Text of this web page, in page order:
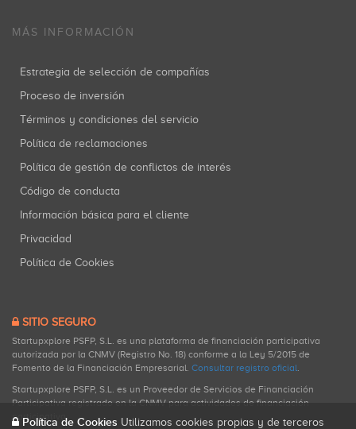
MÁS INFORMACIÓN
Estrategia de selección de compañías
Proceso de inversión
Términos y condiciones del servicio
Política de reclamaciones
Política de gestión de conflictos de interés
Código de conducta
Información básica para el cliente
Privacidad
Política de Cookies
SITIO SEGURO
Startupxplore PSFP, S.L. es una plataforma de financiación participativa
autorizada por la CNMV (Registro No. 18) conforme a la Ley 5/2015 de
Fomento de la Financiación Empresarial. Consultar registro oficial.
Startupxplore PSFP, S.L. es un Proveedor de Servicios de Financiación
Participativa registrado en la CNMV para actividades de financiación
participativa.
Política de Cookies Utilizamos cookies propias y de terceros